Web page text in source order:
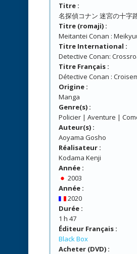
Titre :
名探偵コナン 迷宮の十字
Titre (romaji) :
Meitantei Conan :
Titre International :
Detective Conan:
Titre Français :
Détective Conan :
Origine :
Manga
Genre(s) :
Policier | Aventure |
Auteur(s) :
Aoyama Gosho
Réalisateur :
Kodama Kenji
Année :
2003
Année :
2020
Durée :
1 h 47
Éditeur Français :
Black Box
Acheter (DVD) :